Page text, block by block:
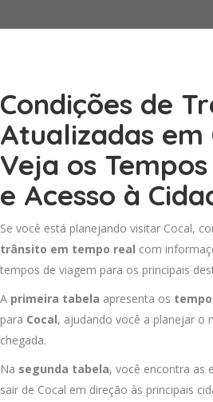
Condições de
Atualizadas em
Veja os
e Acesso à
Se você está planejando visitar Cocal,
trânsito em tempo real com
tempos de viagem para os principais
A primeira tabela apresenta os
para Cocal, ajudando você a planejar o
chegada.
Na segunda tabela, você encontra as
sair de Cocal em direção às principais